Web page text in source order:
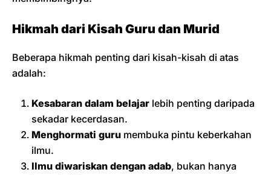
Hikmah dari Kisah Guru dan Murid
Beberapa hikmah penting dari kisah-kisah di atas
adalah:
Kesabaran dalam belajar lebih penting daripada
sekadar kecerdasan.
Menghormati guru membuka pintu keberkahan
ilmu.
Ilmu diwariskan dengan adab, bukan hanya